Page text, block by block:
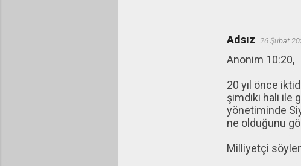
Adsız 26 Şubat
Anonim 10:20,
20 yıl önce
şimdiki hali ile
yönetiminde
ne olduğunu
Milliyetçi